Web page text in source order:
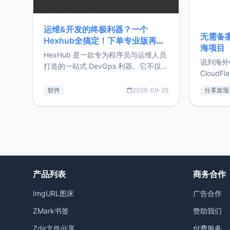
运维&开发的终极利器？一个
Hexhub全搞定！下单专业版再赠
Zdir/OneNav授权
HexHub 是一款专为程序员与运维人员
打造的一站式 DevOps 利器。它不仅支
与常见数据库管理功能。这意味着，在
软件 2025-09-26
无需备
海项目
说到海
防护，
首选，
分享发现
产品列表
ImgURL图床
ZMark书签
Zdir文件分享
商务合作
广告合作
赞助我们
付费服务